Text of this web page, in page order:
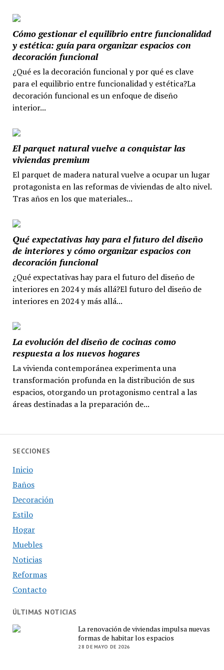
Cómo gestionar el equilibrio entre funcionalidad
y estética: guía para organizar espacios con
decoración funcional
¿Qué es la decoración funcional y por qué es clave
para el equilibrio entre funcionalidad y estética?La
decoración funcional es un enfoque de diseño
interior...
El parquet natural vuelve a conquistar las
viviendas premium
El parquet de madera natural vuelve a ocupar un lugar
protagonista en las reformas de viviendas de alto nivel.
Tras años en los que materiales...
Qué expectativas hay para el futuro del diseño
de interiores y cómo organizar espacios con
decoración funcional
¿Qué expectativas hay para el futuro del diseño de
interiores en 2024 y más allá?El futuro del diseño de
interiores en 2024 y más allá...
La evolución del diseño de cocinas como
respuesta a los nuevos hogares
La vivienda contemporánea experimenta una
transformación profunda en la distribución de sus
espacios, otorgando un protagonismo central a las
áreas destinadas a la preparación de...
SECCIONES
Inicio
Baños
Decoración
Estilo
Hogar
Muebles
Noticias
Reformas
Contacto
ÚLTIMAS NOTICIAS
La renovación de viviendas impulsa nuevas
formas de habitar los espacios
28 DE MAYO DE 2026